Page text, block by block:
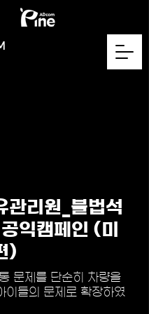
관리원_불법석
익캠페인 (미
)
문제를 단순히 차량을
이들의 문제로 확장하였